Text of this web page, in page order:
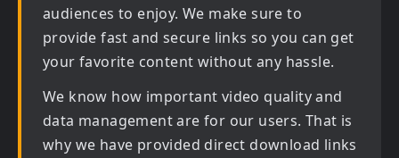
audiences to enjoy. We make sure to
provide fast and secure links so you can get
your favorite content without any hassle.
We know how important video quality and
data management are for our users. That is
why we have provided direct download links